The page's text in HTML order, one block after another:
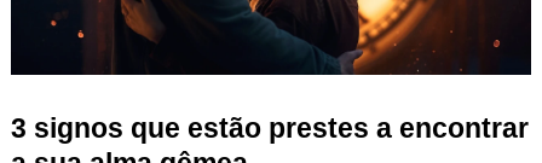
3 signos que estão prestes a encontrar